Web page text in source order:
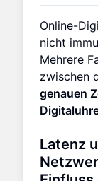
Online-
nicht
Mehrere
zwischen
genauen
Latenz